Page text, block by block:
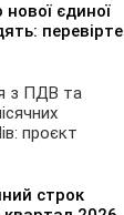
єдиної
перевірте
з ПДВ та
проєкт
строк